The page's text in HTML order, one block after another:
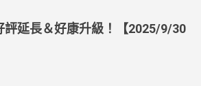
延長＆好康升級！【2025/9/30